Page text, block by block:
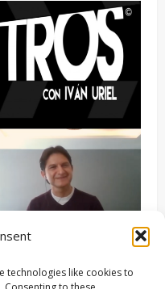
technologies like cookies to
JUAN PATRICIO